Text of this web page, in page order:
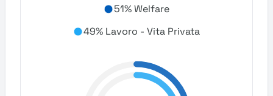
51% Welfare
49% Lavoro - Vita Privata